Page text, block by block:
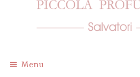
Menu